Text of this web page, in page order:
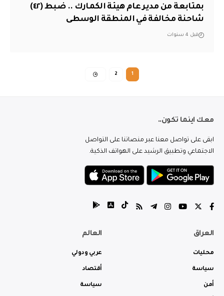
بمتابعة من مدير عام هيئة الكمارك .. ضبط (٤٢)
شاحنة مخالفة في المنطقة الوسطى
قبل 4 سنوات
1
2
معك اينما تكون..
ابقى على تواصل معنا عبر منصاتنا على التواصل
الاجتماعي وتطبيق الرشيد على الهواتف الذكية.
العراق
محليات
سياسة
أمن
العالم
عربي ودولي
أقتصاد
سياسة